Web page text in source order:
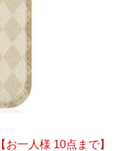
【お一人様 10点まで】